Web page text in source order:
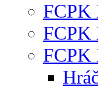
FCPK
FCPK
FCPK